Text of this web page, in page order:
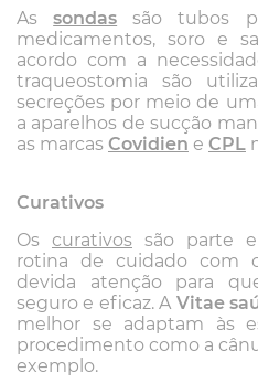
Assondas
são tubos
medicamentos, soro e
acordo com a
traqueostomia são
secreções por meio de
a aparelhos de sucção
as marcas Covidien e CPL
Curativos
Os curativos são parte
rotina de cuidado com
devida atenção para
seguro e eficaz. A Vitae
melhor se adaptam às
procedimento como a
exemplo.